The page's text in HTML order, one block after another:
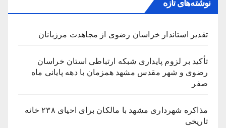
نوشته‌های تازه
تقدیر استاندار خراسان رضوی از مجاهدت مرزبانان
تأکید بر لزوم پایداری شبکه ارتباطی استان خراسان
رضوی و شهر مقدس مشهد همزمان با دهه پایانی ماه
صفر
مذاکره شهرداری مشهد با مالکان برای احیای ۲۳۸ خانه
تاریخی